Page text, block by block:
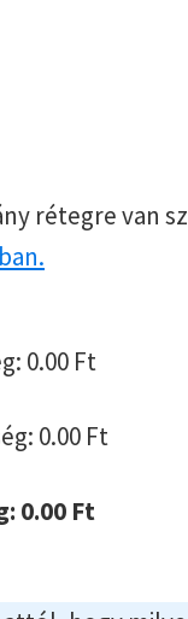
rétegre van
0.00 Ft
0.00 Ft
0.00 Ft